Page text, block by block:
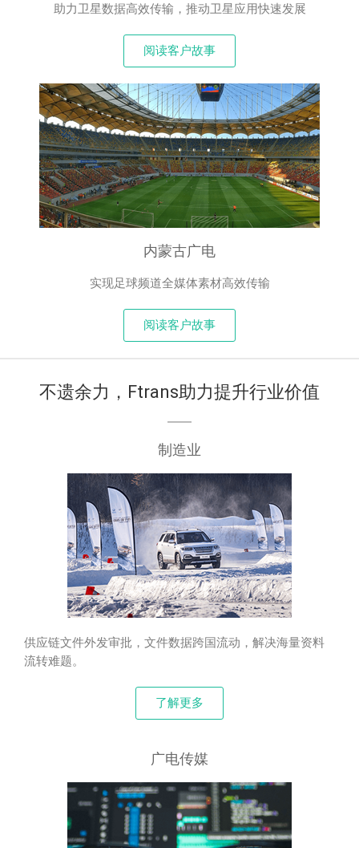
助力卫星数据高效传输，推动卫星应用快速发展
阅读客户故事
内蒙古广电
实现足球频道全媒体素材高效传输
阅读客户故事
不遗余力，Ftrans助力提升行业价值
制造业
供应链文件外发审批，文件数据跨国流动，解决海量资料
流转难题。
了解更多
广电传媒